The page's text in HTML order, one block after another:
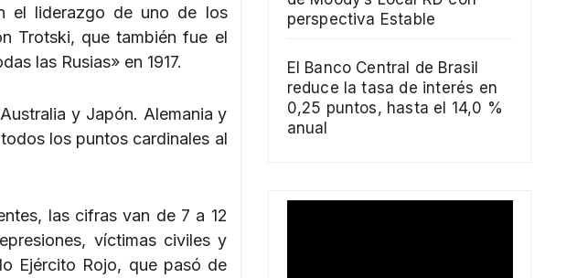
el liderazgo de uno de los
Trotski, que también fue el
las Rusias» en 1917.
y Japón. Alemania y
los puntos cardinales al
las cifras van de 7 a 12
víctimas civiles y
Ejército Rojo, que pasó de
perspectiva Estable
El Banco Central de Brasil
reduce la tasa de interés en
0,25 puntos, hasta el 14,0 %
anual